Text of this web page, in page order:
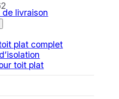
de livraison
plat complet
toit plat